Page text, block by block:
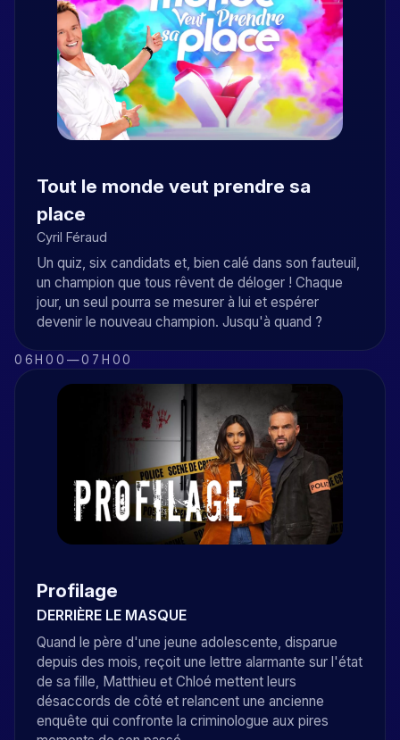
Tout le monde veut prendre sa
place
Cyril Féraud
Un quiz, six candidats et, bien calé dans son fauteuil,
un champion que tous rêvent de déloger ! Chaque
jour, un seul pourra se mesurer à lui et espérer
devenir le nouveau champion. Jusqu'à quand ?
06H00 —07H00
Profilage
DERRIÈRE LE MASQUE
Quand le père d'une jeune adolescente, disparue
depuis des mois, reçoit une lettre alarmante sur l'état
de sa fille, Matthieu et Chloé mettent leurs
désaccords de côté et relancent une ancienne
enquête qui confronte la criminologue aux pires